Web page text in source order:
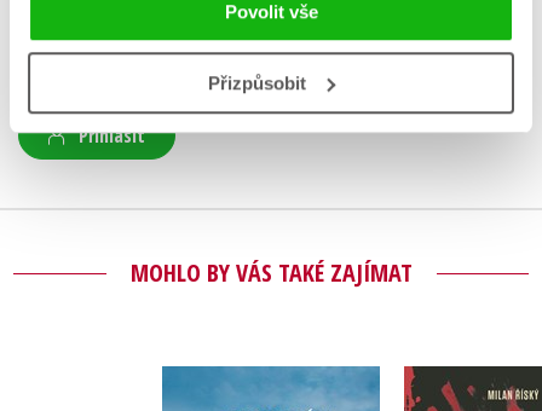
Povolit vše
Přizpůsobit
Vaše hodnocení
Uživatelskou recenzi mohou vkládat pouze registrovaní uživatelé
Přihlásit
MOHLO BY VÁS TAKÉ ZAJÍMAT